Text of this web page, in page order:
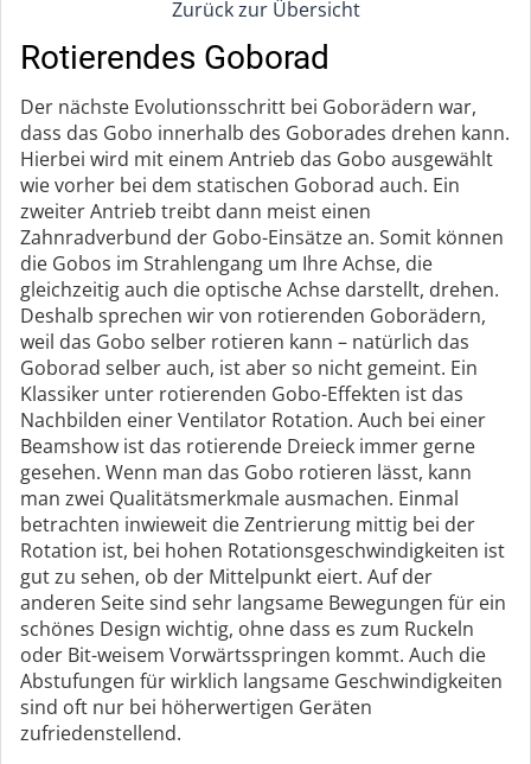
Zurück zur Übersicht
Rotierendes Goborad
Der nächste Evolutionsschritt bei Goborädern war,
dass das Gobo innerhalb des Goborades drehen kann.
Hierbei wird mit einem Antrieb das Gobo ausgewählt
wie vorher bei dem statischen Goborad auch. Ein
zweiter Antrieb treibt dann meist einen
Zahnradverbund der Gobo-Einsätze an. Somit können
die Gobos im Strahlengang um Ihre Achse, die
gleichzeitig auch die optische Achse darstellt, drehen.
Deshalb sprechen wir von rotierenden Goborädern,
weil das Gobo selber rotieren kann – natürlich das
Goborad selber auch, ist aber so nicht gemeint. Ein
Klassiker unter rotierenden Gobo-Effekten ist das
Nachbilden einer Ventilator Rotation. Auch bei einer
Beamshow ist das rotierende Dreieck immer gerne
gesehen. Wenn man das Gobo rotieren lässt, kann
man zwei Qualitätsmerkmale ausmachen. Einmal
betrachten inwieweit die Zentrierung mittig bei der
Rotation ist, bei hohen Rotationsgeschwindigkeiten ist
gut zu sehen, ob der Mittelpunkt eiert. Auf der
anderen Seite sind sehr langsame Bewegungen für ein
schönes Design wichtig, ohne dass es zum Ruckeln
oder Bit-weisem Vorwärtsspringen kommt. Auch die
Abstufungen für wirklich langsame Geschwindigkeiten
sind oft nur bei höherwertigen Geräten
zufriedenstellend.